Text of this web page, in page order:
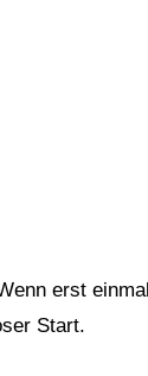
erst
Start.